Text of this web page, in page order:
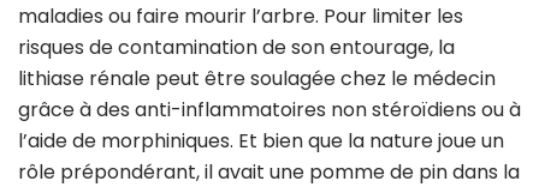
maladies ou faire mourir l’arbre. Pour limiter les
risques de contamination de son entourage, la
lithiase rénale peut être soulagée chez le médecin
grâce à des anti-inflammatoires non stéroïdiens ou à
l’aide de morphiniques. Et bien que la nature joue un
rôle prépondérant, il avait une pomme de pin dans la